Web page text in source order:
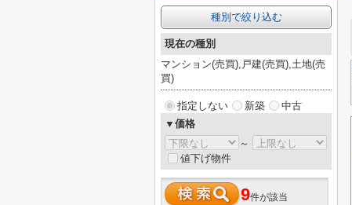
種別で絞り込む
現在の種別
マンション(売買),戸建(売買),土地(売
買)
指定しない 新築
中古
▼価格
～
値下げ物件
9件が該当